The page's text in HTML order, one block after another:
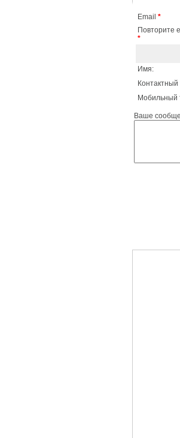
Email *
Повторите
*
Имя:
Мобильный
Ваше